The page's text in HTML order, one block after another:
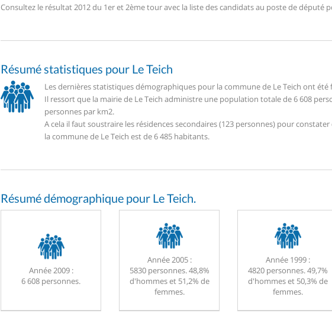
Consultez le résultat 2012 du 1er et 2ème tour avec la liste des candidats au poste de député
Résumé statistiques pour Le Teich
Les dernières statistiques démographiques pour la commune de Le Teich ont été
Il ressort que la mairie de Le Teich administre une population totale de 6 608
personnes par km2.
A cela il faut soustraire les résidences secondaires (123 personnes) pour
la commune de Le Teich est de 6 485 habitants.
Résumé démographique pour Le Teich.
Année 2009 :
6 608 personnes.
Année 2005 :
5830 personnes. 48,8%
d'hommes et 51,2% de
femmes.
Année 1999 :
4820 personnes. 49,7%
d'hommes et 50,3% de
femmes.